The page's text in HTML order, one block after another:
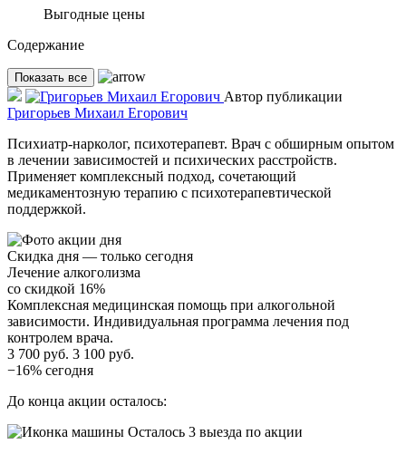
Выгодные цены
Содержание
Показать все
Автор публикации
Григорьев Михаил Егорович
Психиатр-нарколог, психотерапевт. Врач с обширным опытом
в лечении зависимостей и психических расстройств.
Применяет комплексный подход, сочетающий
медикаментозную терапию с психотерапевтической
поддержкой.
Скидка дня — только сегодня
Лечение алкоголизма
со скидкой 16%
Комплексная медицинская помощь при алкогольной
зависимости. Индивидуальная программа лечения под
контролем врача.
3 700 руб. 3 100 руб.
−16% сегодня
До конца акции осталось:
Осталось 3 выезда по акции